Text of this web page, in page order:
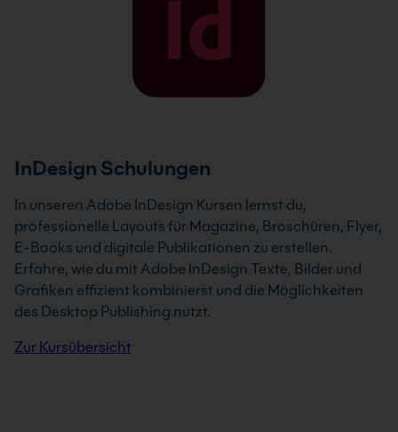
InDesign Schulungen
In unseren Adobe InDesign Kursen lernst du,
professionelle Layouts für Magazine, Broschüren, Flyer,
E-Books und digitale Publikationen zu erstellen.
Erfahre, wie du mit Adobe InDesign Texte, Bilder und
Grafiken effizient kombinierst und die Möglichkeiten
des Desktop Publishing nutzt.
Zur Kursübersicht